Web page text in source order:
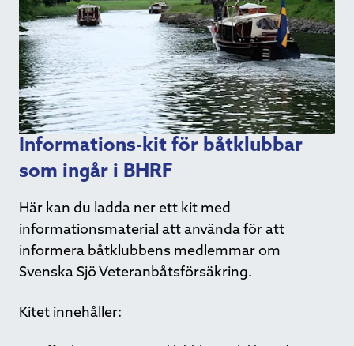
Informations-kit för båtklubbar
som ingår i BHRF
Här kan du ladda ner ett kit med
informationsmaterial att använda för att
informera båtklubbens medlemmar om
Svenska Sjö Veteranbåtsförsäkring.
Kitet innehåller: